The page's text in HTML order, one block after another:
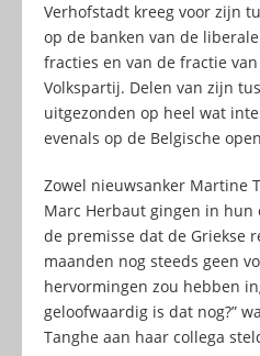
Verhofstadt kreeg voor zijn
op de banken van de
fracties en van de fractie
Volkspartij. Delen van zijn
uitgezonden op heel wat
evenals op de Belgische
Zowel nieuwsanker Martine
Marc Herbaut gingen in hun
de premisse dat de Griekse
maanden nog steeds geen
hervormingen zou hebben
geloofwaardig is dat nog?”
Tanghe aan haar collega